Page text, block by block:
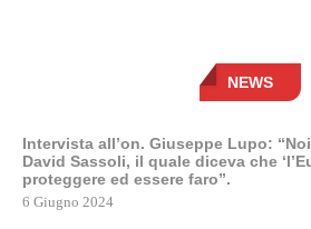
NEWS
Intervista all’on. Giuseppe Lupo:
David Sassoli, il quale diceva che
proteggere ed essere faro”.
6 Giugno 2024